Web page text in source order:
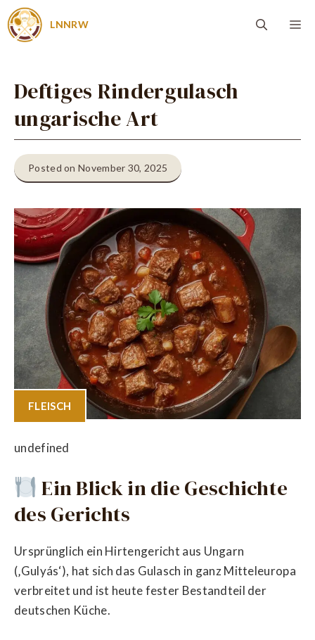
Zum
Inhalt
LNNRW
Deftiges Rindergulasch
ungarische Art
Posted on November 30, 2025
FLEISCH
undefined
Ein Blick in die Geschichte
des Gerichts
Ursprünglich ein Hirtengericht aus Ungarn
(‚Gulyás‘), hat sich das Gulasch in ganz Mitteleuropa
verbreitet und ist heute fester Bestandteil der
deutschen Küche.